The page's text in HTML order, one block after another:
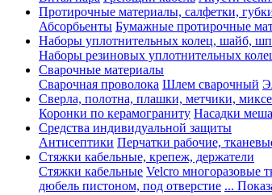
Протирочные материалы, салфетки,
Абсорбьенты Бумажные протирочные
Наборы уплотнительных колец, шайб,
Наборы резиновых уплотнительных
Сварочные материалы
Сварочная проволока Шлем сварочный
Сверла, полотна, плашки, метчики,
Коронки по керамограниту Насадки
Средства индивидуальной защиты
Антисептики Перчатки рабочие,
Стяжки кабельные, крепеж, держатели
Стяжки кабельные Velcro многоразовые
дюбель пистоном, под отверстие ...